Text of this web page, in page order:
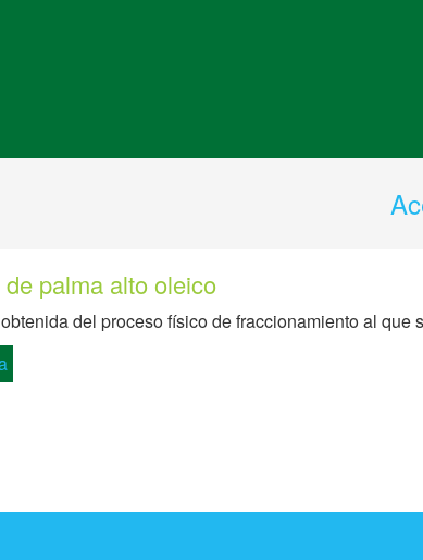
palma alto oleico
del proceso físico de fraccionamiento al